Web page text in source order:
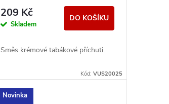
209 Kč
Skladem
DO KOŠÍKU
Směs krémové tabákové příchuti.
Kód: VUS20025
Novinka